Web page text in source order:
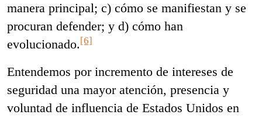
manera principal; c) cómo se manifiestan y se
procuran defender; y d) cómo han
evolucionado.[6]
Entendemos por incremento de intereses de
seguridad una mayor atención, presencia y
voluntad de influencia de Estados Unidos en